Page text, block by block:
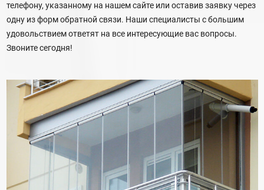
телефону, указанному на нашем сайте или оставив заявку через
одну из форм обратной связи. Наши специалисты с большим
удовольствием ответят на все интересующие вас вопросы.
Звоните сегодня!